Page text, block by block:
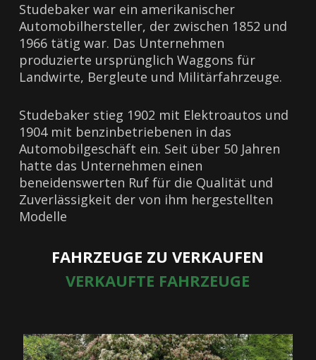
Studebaker war ein amerikanischer
Automobilhersteller, der zwischen 1852 und
1966 tätig war. Das Unternehmen
produzierte ursprünglich Waggons für
Landwirte, Bergleute und Militärfahrzeuge.
Studebaker stieg 1902 mit Elektroautos und
1904 mit benzinbetriebenen in das
Automobilgeschäft ein. Seit über 50 Jahren
hatte das Unternehmen einen
beneidenswerten Ruf für die Qualität und
Zuverlässigkeit der von ihm hergestellten
Modelle
FAHRZEUGE ZU VERKAUFEN
VERKAUFTE FAHRZEUGE